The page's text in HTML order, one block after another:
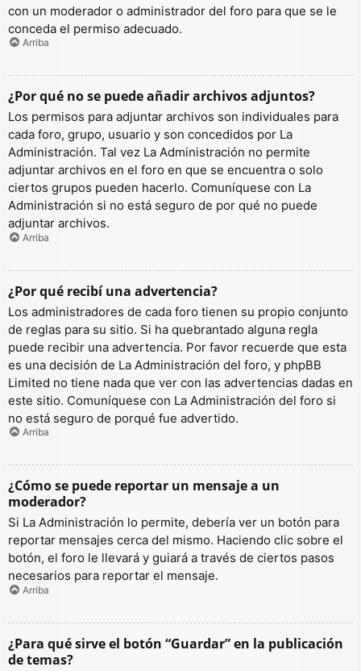
con un moderador o administrador del foro para que se le
conceda el permiso adecuado.
Arriba
¿Por qué no se puede añadir archivos adjuntos?
Los permisos para adjuntar archivos son individuales para
cada foro, grupo, usuario y son concedidos por La
Administración. Tal vez La Administración no permite
adjuntar archivos en el foro en que se encuentra o solo
ciertos grupos pueden hacerlo. Comuníquese con La
Administración si no está seguro de por qué no puede
adjuntar archivos.
Arriba
¿Por qué recibí una advertencia?
Los administradores de cada foro tienen su propio conjunto
de reglas para su sitio. Si ha quebrantado alguna regla
puede recibir una advertencia. Por favor recuerde que esta
es una decisión de La Administración del foro, y phpBB
Limited no tiene nada que ver con las advertencias dadas en
este sitio. Comuníquese con La Administración del foro si
no está seguro de porqué fue advertido.
Arriba
¿Cómo se puede reportar un mensaje a un
moderador?
Si La Administración lo permite, debería ver un botón para
reportar mensajes cerca del mismo. Haciendo clic sobre el
botón, el foro le llevará y guiará a través de ciertos pasos
necesarios para reportar el mensaje.
Arriba
¿Para qué sirve el botón “Guardar” en la publicación
de temas?